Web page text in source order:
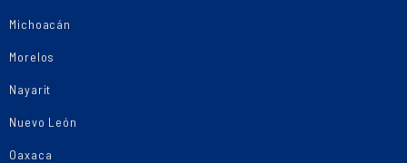
Michoacán
Morelos
Nayarit
Nuevo León
Oaxaca